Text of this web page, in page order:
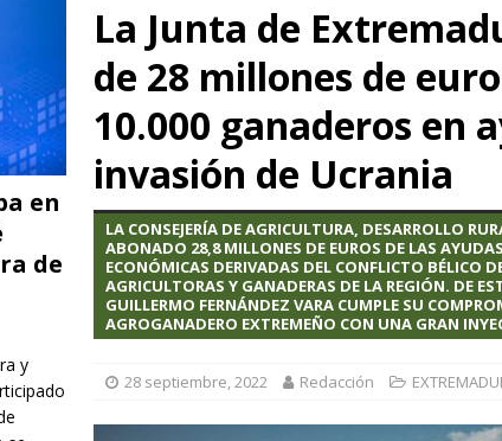
CICYTEX organiza un seminario online sobre alternativas al riego por
Italia y Chile
EXTREMADURA
]
Ángel Ballesteros (ganadero): “La agricultura y la ganadería familiar son
Begoña García participa en la reunión informal de ministros de
La Junta de
de 28 millones de
10.000 ganaderos en
invasión de Ucrania
LA CONSEJERÍA DE AGRICULTURA, DESARROLLO
ABONADO 28,8 MILLONES DE EUROS DE LAS
ECONÓMICAS DERIVADAS DEL CONFLICTO BÉLICO
AGRICULTORAS Y GANADERAS DE LA REGIÓN. DE
GUILLERMO FERNÁNDEZ VARA CUMPLE SU
AGROGANADERO EXTREMEÑO CON UNA GRAN
28 septiembre, 2022 Redacción
en
de
y